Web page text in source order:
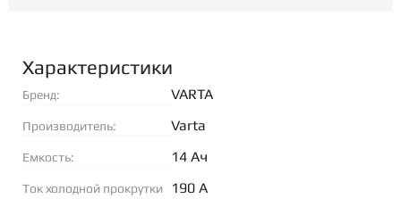
Характеристики
Бренд: VARTA
Производитель: Varta
Емкость: 14 Ач
Ток холодной прокрутки
190 А